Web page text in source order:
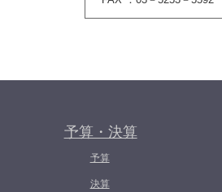
予算・決算
予算
決算